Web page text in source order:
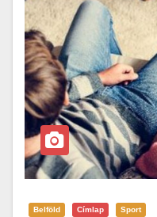
Belföld Címlap Sport